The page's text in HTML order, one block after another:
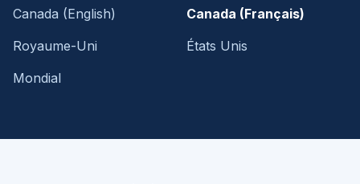
Canada (English)
Canada (Français)
Royaume-Uni
États Unis
Mondial